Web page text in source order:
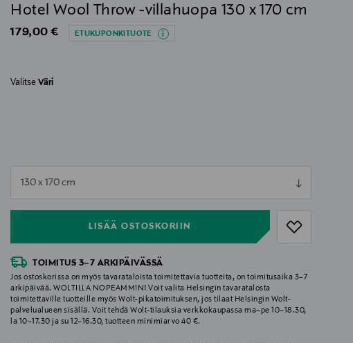
Hotel Wool Throw -villahuopa 130 x 170 cm
Original Price
179,00 € ETUKUPONKITUOTE
ValitseVäri
130 x 170 cm
LISÄÄ OSTOSKORIIN
null
TOIMITUS 3–7 ARKIPÄIVÄSSÄ
Jos ostoskorissa on myös tavarataloista toimitettavia tuotteita, on toimitusaika 3–7
arkipäivää. WOLTILLA NOPEAMMIN! Voit valita Helsingin tavaratalosta
toimitettaville tuotteille myös Wolt-pikatoimituksen, jos tilaat Helsingin Wolt-
palvelualueen sisällä. Voit tehdä Wolt-tilauksia verkkokaupassa ma–pe 10–18.30,
la 10–17.30 ja su 12–16.30, tuotteen minimiarvo 40 €.